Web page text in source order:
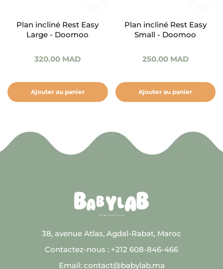
Plan incliné Rest Easy
Large - Doomoo
320.00 MAD
Ajouter au panier
Plan incliné Rest Easy
Small - Doomoo
250.00 MAD
Ajouter au panier
38, avenue Atlas, Agdal-Rabat, Maroc
Contactez-nous : +212 608-846-466
Email: contact@babylab.ma